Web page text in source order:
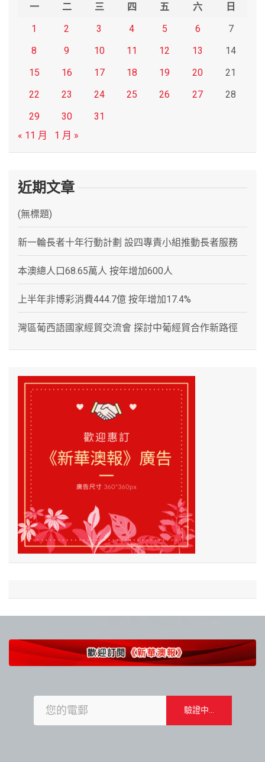
一 二 三 四 五 六
日
1
2 3 4 5 6
7
8
9 10 11 12 13
14
15
16 17 18 19 20
21
22
23 24 25 26 27
28
29
30
31
« 11 月
1 月 »
近期文章
(無標題)
新一輪長者十年行動計劃 設四專責小組推動長者服務
本澳總人口68.65萬人 按年增加600人
上半年非博彩消費444.7億 按年增加17.4%
灣區葡西語國家經貿交流會 探討中葡經貿合作新路徑